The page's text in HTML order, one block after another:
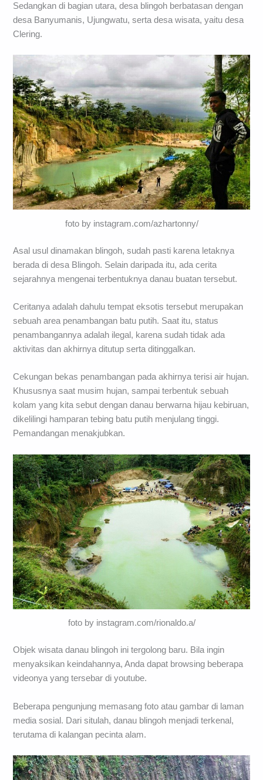
Sedangkan di bagian utara, desa blingoh berbatasan dengan
desa Banyumanis, Ujungwatu, serta desa wisata, yaitu desa
Clering.
foto by instagram.com/azhartonny/
Asal usul dinamakan blingoh, sudah pasti karena letaknya
berada di desa Blingoh. Selain daripada itu, ada cerita
sejarahnya mengenai terbentuknya danau buatan tersebut.
Ceritanya adalah dahulu tempat eksotis tersebut merupakan
sebuah area penambangan batu putih. Saat itu, status
penambangannya adalah ilegal, karena sudah tidak ada
aktivitas dan akhirnya ditutup serta ditinggalkan.
Cekungan bekas penambangan pada akhirnya terisi air hujan.
Khususnya saat musim hujan, sampai terbentuk sebuah
kolam yang kita sebut dengan danau berwarna hijau kebiruan,
dikelilingi hamparan tebing batu putih menjulang tinggi.
Pemandangan menakjubkan.
foto by instagram.com/rionaldo.a/
Objek wisata danau blingoh ini tergolong baru. Bila ingin
menyaksikan keindahannya, Anda dapat browsing beberapa
videonya yang tersebar di youtube.
Beberapa pengunjung memasang foto atau gambar di laman
media sosial. Dari situlah, danau blingoh menjadi terkenal,
terutama di kalangan pecinta alam.